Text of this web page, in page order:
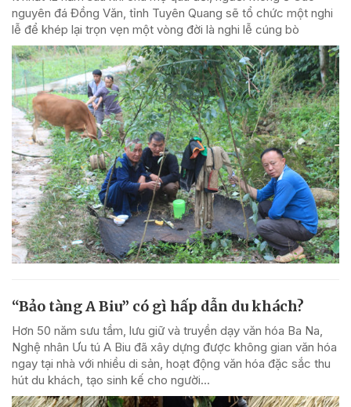
nguyên đá Đồng Văn, tỉnh Tuyên Quang sẽ tổ chức một nghi
lễ để khép lại trọn vẹn một vòng đời là nghi lễ cúng bò
“Bảo tàng A Biu” có gì hấp dẫn du khách?
Hơn 50 năm sưu tầm, lưu giữ và truyền dạy văn hóa Ba Na,
Nghệ nhân Ưu tú A Biu đã xây dựng được không gian văn hóa
ngay tại nhà với nhiều di sản, hoạt động văn hóa đặc sắc thu
hút du khách, tạo sinh kế cho người...